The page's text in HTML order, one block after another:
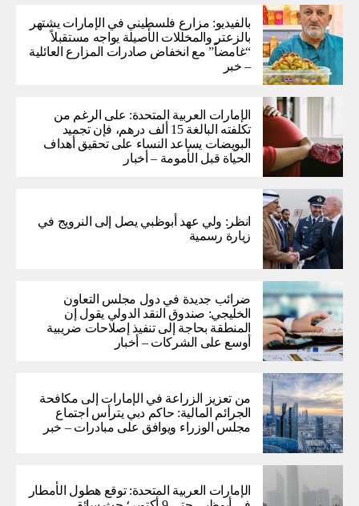
بالفيديو: مزارع فلسطيني في الإمارات يشتهر
بالزعتر والمخللات الأصيلة يواجه مستقبلاً
“غامضاً” ​​مع انخفاض صادرات المزارع العائلية
– خبر
الإمارات العربية المتحدة: على الرغم من
تكلفته البالغة 15 ألف درهم، فإن تجميد
البويضات يساعد النساء على تحقيق أهداف
الحياة قبل الأمومة – أخبار
انظر: ولي عهد أبوظبي يصل إلى النرويج في
زيارة رسمية
ضرائب جديدة في دول مجلس التعاون
الخليجي: صندوق النقد الدولي يقول إن
المنطقة بحاجة إلى تنفيذ إصلاحات ضريبية
أوسع على الشركات – أخبار
من تعزيز الزراعة في الإمارات إلى مكافحة
الجرائم المالية: حاكم دبي يترأس اجتماع
مجلس الوزراء ويوافق على مبادرات – خبر
الإمارات العربية المتحدة: توقع هطول الأمطار